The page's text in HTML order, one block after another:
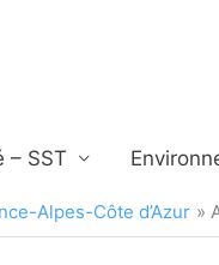
– SST
Alpes-Côte d’Azur